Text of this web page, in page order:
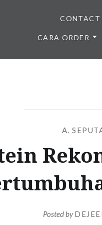
IKAN
CONTACT
CARA ORDER
A.
Posted by